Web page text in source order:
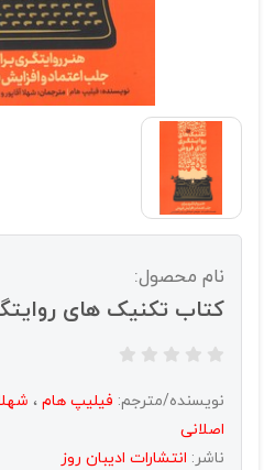
نام محصول:
کتاب تکنیک های
نویسنده/مترجم: فیلیپ هام ،
اصلانی
ناشر: انتشارات اديبان روز